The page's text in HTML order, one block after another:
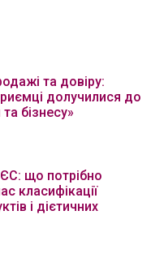
та довіру:
долучилися до
бізнесу»
що потрібно
класифікації
і дієтичних